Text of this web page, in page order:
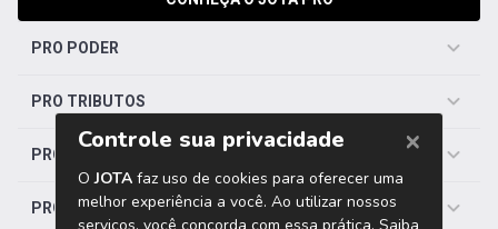
PRO PODER
PRO TRIBUTOS
PRO TRABALHISTA
PRO SAÚDE